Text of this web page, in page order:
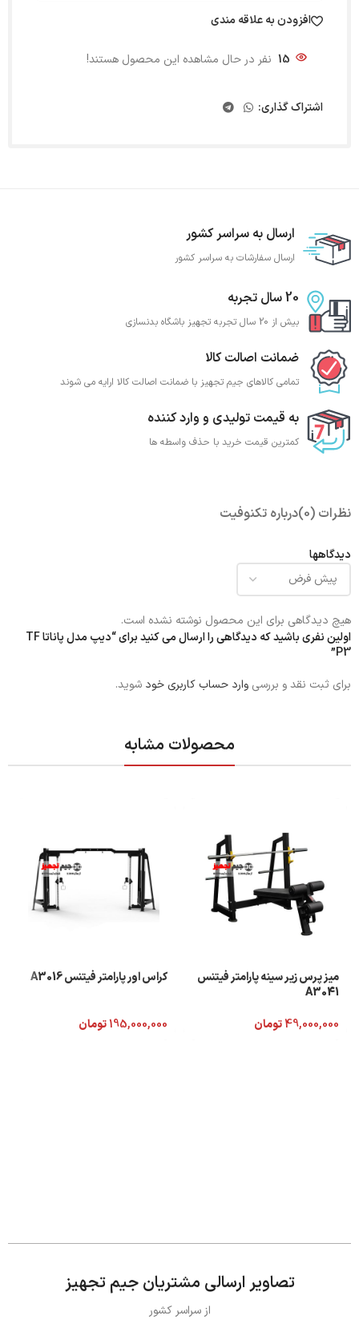
افزودن به علاقه مندی
15 نفر در حال مشاهده این محصول هستند!
اشتراک گذاری:
ارسال به سراسر کشور
ارسال سفارشات به سراسر کشور
20 سال تجربه
بیش از 20 سال تجربه تجهیز باشگاه بدنسازی
ضمانت اصالت کالا
تمامی کالاهای جیم تجهیز با ضمانت اصالت کالا ارایه می شوند
به قیمت تولیدی و وارد کننده
کمترین قیمت خرید با حذف واسطه ها
نظرات (0) درباره تکنوفیت
دیدگاهها
هیچ دیدگاهی برای این محصول نوشته نشده است.
اولین نفری باشید که دیدگاهی را ارسال می کنید برای “دیپ مدل پاناتا TF
P3”
برای ثبت نقد و بررسی وارد حساب کاربری خود شوید.
محصولات مشابه
میز پرس زیر سینه پارامتر فیتنس
A3041
49,000,000تومان
کراس اور پارامتر فیتنس A3016
195,000,000تومان
تصاویر ارسالی مشتریان جیم تجهیز
از سراسر کشور